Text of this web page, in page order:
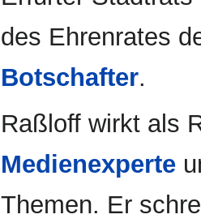
des Ehrenrates
Botschafter.
Raßloff wirkt als
Medienexperte
Themen. Er